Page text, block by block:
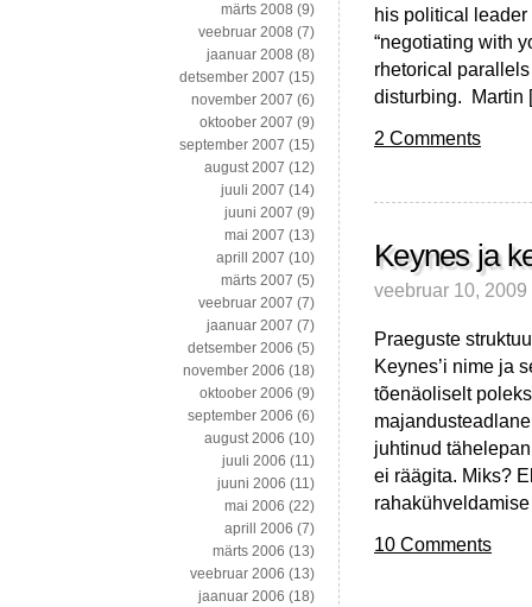
his political
“negotiating with
rhetorical
disturbing.
2 Comments
Keynes ja
veebruar 10, 2009
Praeguste
Keynes’i nime ja
tõenäoliselt
juhtinud
ei räägita. Miks?
10 Comments
märts 2008 (9)
veebruar 2008 (7)
jaanuar 2008 (8)
detsember 2007 (15)
november 2007 (6)
oktoober 2007 (9)
september 2007 (15)
august 2007 (12)
juuli 2007 (14)
juuni 2007 (9)
mai 2007 (13)
aprill 2007 (10)
märts 2007 (5)
veebruar 2007 (7)
jaanuar 2007 (7)
detsember 2006 (5)
november 2006 (18)
oktoober 2006 (9)
september 2006 (6)
august 2006 (10)
juuli 2006 (11)
juuni 2006 (11)
mai 2006 (22)
aprill 2006 (7)
märts 2006 (13)
veebruar 2006 (13)
jaanuar 2006 (18)